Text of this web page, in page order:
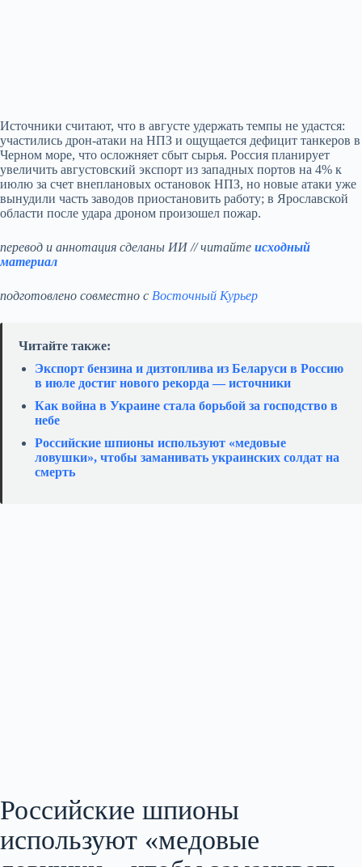
Источники считают, что в августе удержать темпы не удастся:
участились дрон-атаки на НПЗ и ощущается дефицит танкеров в
Черном море, что осложняет сбыт сырья. Россия планирует
увеличить августовский экспорт из западных портов на 4% к
июлю за счет внеплановых остановок НПЗ, но новые атаки уже
вынудили часть заводов приостановить работу; в Ярославской
области после удара дроном произошел пожар.
перевод и аннотация сделаны ИИ // читайте исходный
материал
подготовлено совместно с Восточный Курьер
Читайте также:
Экспорт бензина и дизтоплива из Беларуси в Россию
в июле достиг нового рекорда — источники
Как война в Украине стала борьбой за господство в
небе
Российские шпионы используют «медовые
ловушки», чтобы заманивать украинских солдат на
смерть
Российские шпионы
используют «медовые